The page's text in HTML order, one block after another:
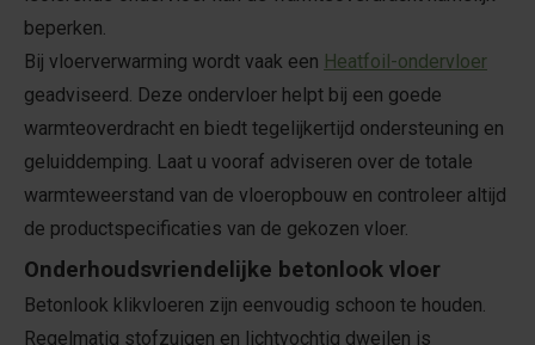
beperken.
Bij vloerverwarming wordt vaak een Heatfoil-ondervloer
geadviseerd. Deze ondervloer helpt bij een goede
warmteoverdracht en biedt tegelijkertijd ondersteuning en
geluiddemping. Laat u vooraf adviseren over de totale
warmteweerstand van de vloeropbouw en controleer altijd
de productspecificaties van de gekozen vloer.
Onderhoudsvriendelijke betonlook vloer
Betonlook klikvloeren zijn eenvoudig schoon te houden.
Regelmatig stofzuigen en lichtvochtig dweilen is